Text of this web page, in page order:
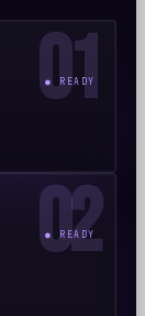
01
● READY
02
● READY